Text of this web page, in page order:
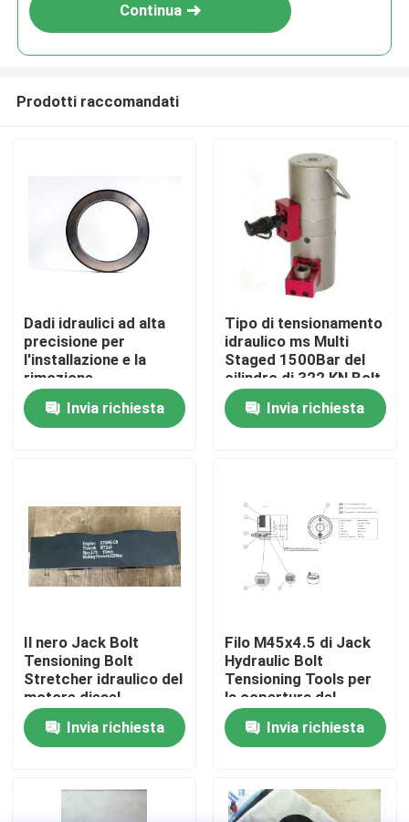
Prodotti
Video
Visita alla fabbrica
Controllo della qualità
Notizie
Chiedi un preventivo
Continua
Prodotti raccomandati
Dadi idraulici ad alta
precisione per
l'installazione e la
rimozione
Invia richiesta
Tipo di tensionamento
idraulico ms Multi
Staged 1500Bar del
cilindro di 322 KN Bolt
degli strumenti
Invia richiesta
Il nero Jack Bolt
Tensioning Bolt
Stretcher idraulico del
motore diesel
Invia richiesta
Filo M45x4.5 di Jack
Hydraulic Bolt
Tensioning Tools per
la copertura del
cilindro di S50mcc
Invia richiesta